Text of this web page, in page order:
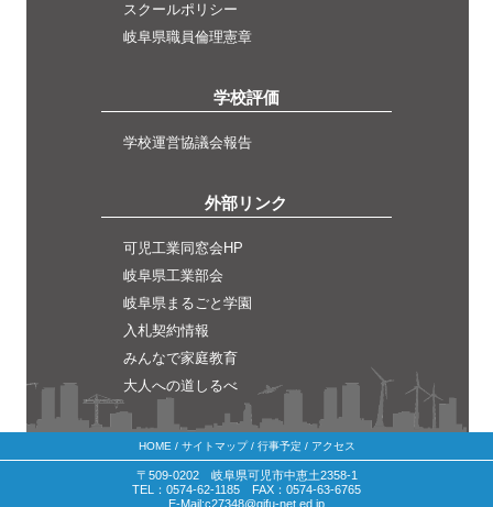
スクールポリシー
岐阜県職員倫理憲章
学校評価
学校運営協議会報告
外部リンク
可児工業同窓会HP
岐阜県工業部会
岐阜県まるごと学園
入札契約情報
みんなで家庭教育
大人への道しるべ
HOME/ サイトマップ/ 行事予定 / アクセス
〒509-0202 岐阜県可児市中恵土2358-1
TEL：0574-62-1185 FAX：0574-63-6765
E-Mail:c27348@gifu-net.ed.jp